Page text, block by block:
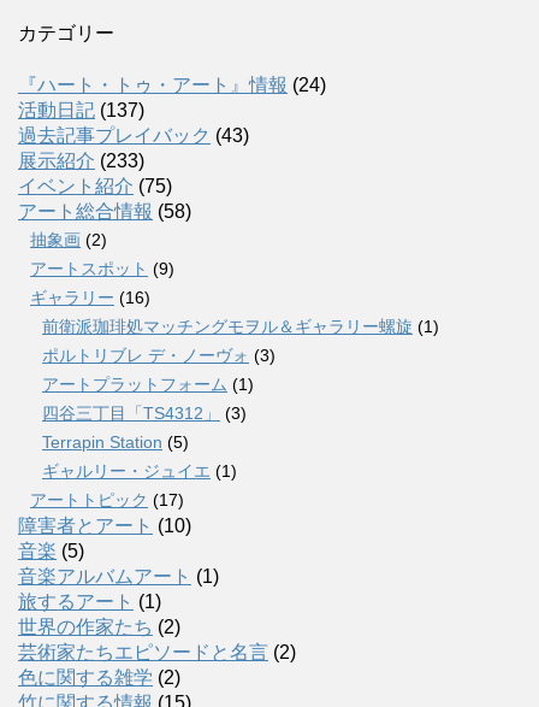
カテゴリー
『ハート・トゥ・アート』情報 (24)
活動日記 (137)
過去記事プレイバック (43)
展示紹介 (233)
イベント紹介 (75)
アート総合情報 (58)
抽象画 (2)
アートスポット (9)
ギャラリー (16)
前衛派珈琲処マッチングモヲル＆ギャラリー螺旋 (1)
ポルトリブレ デ・ノーヴォ (3)
アートプラットフォーム (1)
四谷三丁目「TS4312」
(3)
Terrapin Station (5)
ギャルリー・ジュイエ (1)
アートトピック (17)
障害者とアート (10)
音楽 (5)
音楽アルバムアート (1)
旅するアート (1)
世界の作家たち (2)
芸術家たちエピソードと名言 (2)
色に関する雑学 (2)
竹に関する情報 (15)